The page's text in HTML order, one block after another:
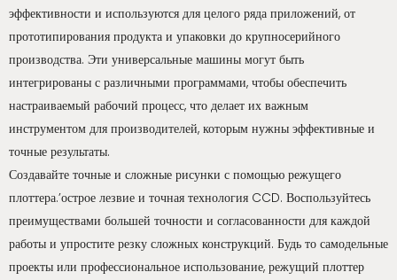
эффективности и используются для целого ряда приложений, от
прототипирования продукта и упаковки до крупносерийного
производства. Эти универсальные машины могут быть
интегрированы с различными программами, чтобы обеспечить
настраиваемый рабочий процесс, что делает их важным
инструментом для производителей, которым нужны эффективные и
точные результаты.
Создавайте точные и сложные рисунки с помощью режущего
плоттера.’острое лезвие и точная технология CCD. Воспользуйтесь
преимуществами большей точности и согласованности для каждой
работы и упростите резку сложных конструкций. Будь то самодельные
проекты или профессиональное использование, режущий плоттер